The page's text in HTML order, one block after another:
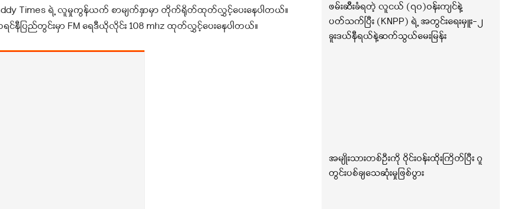
Times ရဲ့ လူမှုကွန်ယက် စာမျက်နှာမှာ တိုက်ရိုတ်ထုတ်လွှင့်ပေးနေပါတယ်။
နီပြည်တွင်းမှာ FM ရေဒီယိုလိုင်း 108 mhz ထုတ်လွှင့်ပေးနေပါတယ်။
ဖမ်းဆီးခံရတဲ့ လူငယ် (၇၀)ဝန်းကျင်နဲ့
ပတ်သက်ပြီး (KNPP) ရဲ့ အတွင်းရေးမှူး-၂
ခူးဒယ်နီရယ်နဲ့ဆက်သွယ်မေးမြန်း
အမျိုးသားတစ်ဦးကို ဝိုင်းဝန်းထိုးကြိတ်ပြီး ဂူ
တွင်းပစ်ချသေဆုံးမှုဖြစ်ပွား